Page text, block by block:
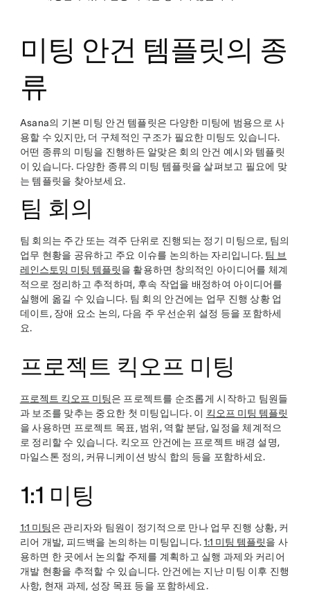
미팅 안건 템플릿의 종
류
Asana의 기본 미팅 안건 템플릿은 다양한 미팅에 범용으로 사
용할 수 있지만, 더 구체적인 구조가 필요한 미팅도 있습니다.
어떤 종류의 미팅을 진행하든 알맞은 회의 안건 예시와 템플릿
이 있습니다. 다양한 종류의 미팅 템플릿을 살펴보고 필요에 맞
는 템플릿을 찾아보세요.
팀 회의
팀 회의는 주간 또는 격주 단위로 진행되는 정기 미팅으로, 팀의
업무 현황을 공유하고 주요 이슈를 논의하는 자리입니다. 팀 브
레인스토밍 미팅 템플릿을 활용하면 창의적인 아이디어를 체계
적으로 정리하고 추적하며, 후속 작업을 배정하여 아이디어를
실행에 옮길 수 있습니다. 팀 회의 안건에는 업무 진행 상황 업
데이트, 장애 요소 논의, 다음 주 우선순위 설정 등을 포함하세
요.
프로젝트 킥오프 미팅
프로젝트 킥오프 미팅은 프로젝트를 순조롭게 시작하고 팀원들
과 보조를 맞추는 중요한 첫 미팅입니다. 이 킥오프 미팅 템플릿
을 사용하면 프로젝트 목표, 범위, 역할 분담, 일정을 체계적으
로 정리할 수 있습니다. 킥오프 안건에는 프로젝트 배경 설명,
마일스톤 정의, 커뮤니케이션 방식 합의 등을 포함하세요.
1:1 미팅
1:1 미팅은 관리자와 팀원이 정기적으로 만나 업무 진행 상황, 커
리어 개발, 피드백을 논의하는 미팅입니다. 1:1 미팅 템플릿을 사
용하면 한 곳에서 논의할 주제를 계획하고 실행 과제와 커리어
개발 현황을 추적할 수 있습니다. 안건에는 지난 미팅 이후 진행
사항, 현재 과제, 성장 목표 등을 포함하세요.